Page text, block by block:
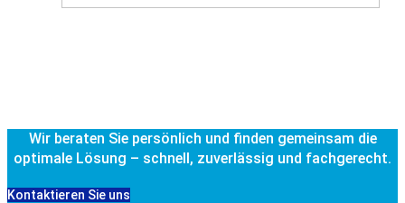
Wir beraten Sie persönlich und finden gemeinsam die
optimale Lösung – schnell, zuverlässig und fachgerecht.
Kontaktieren Sie uns